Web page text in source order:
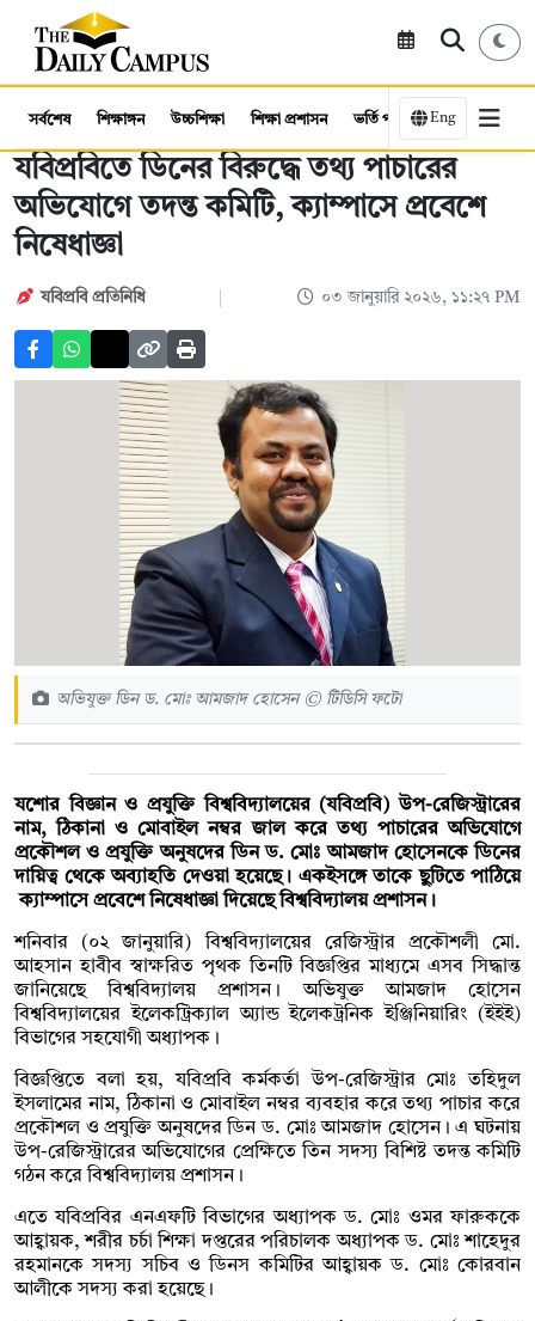
সর্বশেষ শিক্ষাঙ্গন উচ্চশিক্ষা শিক্ষা প্রশাসন ভর্তি পরীক্ষা কর্মসংস্থান
Eng
যবিপ্রবিতে ডিনের বিরুদ্ধে তথ্য পাচারের
অভিযোগে তদন্ত কমিটি, ক্যাম্পাসে প্রবেশে
নিষেধাজ্ঞা
যবিপ্রবি প্রতিনিধি ০৩ জানুয়ারি ২০২৬, ১১:২৭ PM
অভিযুক্ত ডিন ড. মোঃ আমজাদ হোসেন © টিডিসি ফটো
যশোর বিজ্ঞান ও প্রযুক্তি বিশ্ববিদ্যালয়ের (যবিপ্রবি) উপ-রেজিস্ট্রারের
নাম, ঠিকানা ও মোবাইল নম্বর জাল করে তথ্য পাচারের অভিযোগে
প্রকৌশল ও প্রযুক্তি অনুষদের ডিন ড. মোঃ আমজাদ হোসেনকে ডিনের
দায়িত্ব থেকে অব্যাহতি দেওয়া হয়েছে। একইসঙ্গে তাকে ছুটিতে পাঠিয়ে
ক্যাম্পাসে প্রবেশে নিষেধাজ্ঞা দিয়েছে বিশ্ববিদ্যালয় প্রশাসন।
শনিবার (০২ জানুয়ারি) বিশ্ববিদ্যালয়ের রেজিস্ট্রার প্রকৌশলী মো.
আহসান হাবীব স্বাক্ষরিত পৃথক তিনটি বিজ্ঞপ্তির মাধ্যমে এসব সিদ্ধান্ত
জানিয়েছে বিশ্ববিদ্যালয় প্রশাসন। অভিযুক্ত আমজাদ হোসেন
বিশ্ববিদ্যালয়ের ইলেকট্রিক্যাল অ্যান্ড ইলেকট্রনিক ইঞ্জিনিয়ারিং (ইইই)
বিভাগের সহযোগী অধ্যাপক।
বিজ্ঞপ্তিতে বলা হয়, যবিপ্রবি কর্মকর্তা উপ-রেজিস্ট্রার মোঃ তহিদুল
ইসলামের নাম, ঠিকানা ও মোবাইল নম্বর ব্যবহার করে তথ্য পাচার করে
প্রকৌশল ও প্রযুক্তি অনুষদের ডিন ড. মোঃ আমজাদ হোসেন। এ ঘটনায়
উপ-রেজিস্ট্রারের অভিযোগের প্রেক্ষিতে তিন সদস্য বিশিষ্ট তদন্ত কমিটি
গঠন করে বিশ্ববিদ্যালয় প্রশাসন।
এতে যবিপ্রবির এনএফটি বিভাগের অধ্যাপক ড. মোঃ ওমর ফারুককে
আহ্বায়ক, শরীর চর্চা শিক্ষা দপ্তরের পরিচালক অধ্যাপক ড. মোঃ শাহেদুর
রহমানকে সদস্য সচিব ও ডিনস কমিটির আহ্বায়ক ড. মোঃ কোরবান
আলীকে সদস্য করা হয়েছে।